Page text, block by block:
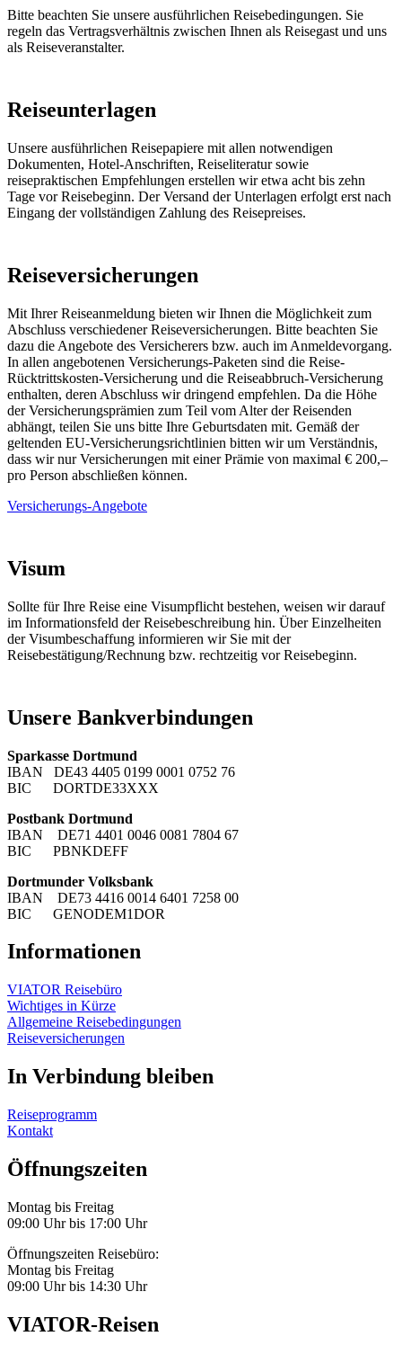
Bitte beachten Sie unsere ausführlichen Reisebedingungen. Sie
regeln das Vertragsverhältnis zwischen Ihnen als Reisegast und uns
als Reiseveranstalter.
Reiseunterlagen
Unsere ausführlichen Reisepapiere mit allen notwendigen
Dokumenten, Hotel-Anschriften, Reiseliteratur sowie
reisepraktischen Empfehlungen erstellen wir etwa acht bis zehn
Tage vor Reisebeginn. Der Versand der Unterlagen erfolgt erst nach
Eingang der vollständigen Zahlung des Reisepreises.
Reiseversicherungen
Mit Ihrer Reiseanmeldung bieten wir Ihnen die Möglichkeit zum
Abschluss verschiedener Reiseversicherungen. Bitte beachten Sie
dazu die Angebote des Versicherers bzw. auch im Anmeldevorgang.
In allen angebotenen Versicherungs-Paketen sind die Reise-
Rücktrittskosten-Versicherung und die Reiseabbruch-Versicherung
enthalten, deren Abschluss wir dringend empfehlen. Da die Höhe
der Versicherungsprämien zum Teil vom Alter der Reisenden
abhängt, teilen Sie uns bitte Ihre Geburtsdaten mit. Gemäß der
geltenden EU-Versicherungsrichtlinien bitten wir um Verständnis,
dass wir nur Versicherungen mit einer Prämie von maximal € 200,–
pro Person abschließen können.
Versicherungs-Angebote
Visum
Sollte für Ihre Reise eine Visumpflicht bestehen, weisen wir darauf
im Informationsfeld der Reisebeschreibung hin. Über Einzelheiten
der Visumbeschaffung informieren wir Sie mit der
Reisebestätigung/Rechnung bzw. rechtzeitig vor Reisebeginn.
Unsere Bankverbindungen
Sparkasse Dortmund
IBAN DE43 4405 0199 0001 0752 76
BIC DORTDE33XXX
Postbank Dortmund
IBAN DE71 4401 0046 0081 7804 67
BIC PBNKDEFF
Dortmunder Volksbank
IBAN DE73 4416 0014 6401 7258 00
BIC GENODEM1DOR
Informationen
VIATOR Reisebüro
Wichtiges in Kürze
Allgemeine Reisebedingungen
Reiseversicherungen
In Verbindung bleiben
Reiseprogramm
Kontakt
Öffnungszeiten
Montag bis Freitag
09:00 Uhr bis 17:00 Uhr
Öffnungszeiten Reisebüro:
Montag bis Freitag
09:00 Uhr bis 14:30 Uhr
VIATOR-Reisen